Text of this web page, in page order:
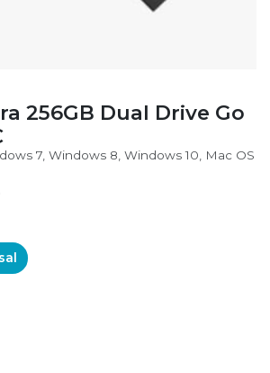
256GB Dual Drive Go
7, Windows 8, Windows 10, Mac OS